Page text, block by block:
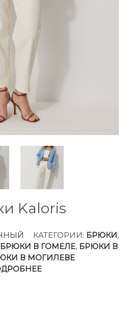
Kaloris
КАТЕГОРИИ: БРЮКИ,
БРЮКИ В ГОМЕЛЕ, БРЮКИ В
В МОГИЛЕВЕ